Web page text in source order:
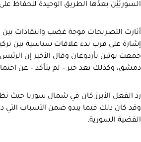
السوريَّيْن بعدِّها الطريق الوحيدة للحفاظ
أثارت التصريحات موجة غضب وانتقادات بين
إشارة على قرب بدء علاقات سياسية بين
جمعت بوتين بأردوغان وقال الأخير إن
دمشق، وكذلك بعد خبر – لم يتأكد – عن
رد الفعل الأبرز كان في شمال سوريا حيث
وقد كان ذلك فيما يبدو ضمن الأسباب التي
القضية السورية.